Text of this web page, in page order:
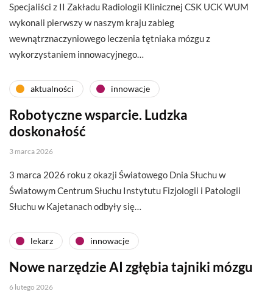
Specjaliści z II Zakładu Radiologii Klinicznej CSK UCK WUM
wykonali pierwszy w naszym kraju zabieg
wewnątrznaczyniowego leczenia tętniaka mózgu z
wykorzystaniem innowacyjnego…
aktualności innowacje
Robotyczne wsparcie. Ludzka
doskonałość
3 marca 2026
3 marca 2026 roku z okazji Światowego Dnia Słuchu w
Światowym Centrum Słuchu Instytutu Fizjologii i Patologii
Słuchu w Kajetanach odbyły się…
lekarz innowacje
Nowe narzędzie AI zgłębia tajniki mózgu
6 lutego 2026